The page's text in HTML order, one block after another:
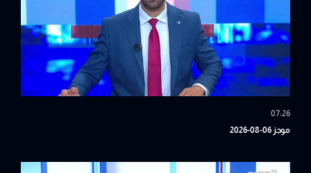
07:26
موجز 06-08-2026